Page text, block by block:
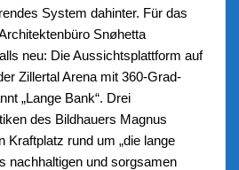
System dahinter. Für das
Snøhetta
neu: Die Aussichtsplattform auf
Zillertal Arena mit 360-Grad-
„Lange Bank“. Drei
des Bildhauers Magnus
Kraftplatz rund um „die lange
nachhaltigen und sorgsamen